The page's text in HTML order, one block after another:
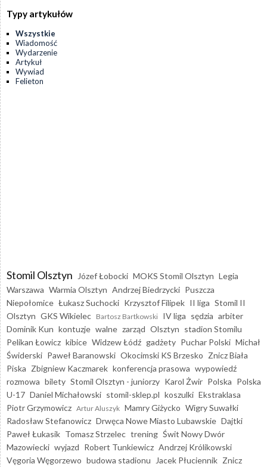
Typy artykułów
Wszystkie
Wiadomość
Wydarzenie
Artykuł
Wywiad
Felieton
Stomil Olsztyn Józef Łobocki MOKS Stomil Olsztyn Legia
Warszawa Warmia Olsztyn Andrzej Biedrzycki Puszcza
Niepołomice Łukasz Suchocki Krzysztof Filipek II liga Stomil II
Olsztyn GKS Wikielec Bartosz Bartkowski IV liga sędzia arbiter
Dominik Kun kontuzje walne zarząd Olsztyn stadion Stomilu
Pelikan Łowicz kibice Widzew Łódź gadżety Puchar Polski Michał
Świderski Paweł Baranowski Okocimski KS Brzesko Znicz Biała
Piska Zbigniew Kaczmarek konferencja prasowa wypowiedź
rozmowa bilety Stomil Olsztyn - juniorzy Karol Żwir Polska Polska
U-17 Daniel Michałowski stomil-sklep.pl koszulki Ekstraklasa
Piotr Grzymowicz Artur Aluszyk Mamry Giżycko Wigry Suwałki
Radosław Stefanowicz Drwęca Nowe Miasto Lubawskie Dajtki
Paweł Łukasik Tomasz Strzelec trening Świt Nowy Dwór
Mazowiecki wyjazd Robert Tunkiewicz Andrzej Królikowski
Vęgoria Węgorzewo budowa stadionu Jacek Płuciennik Znicz